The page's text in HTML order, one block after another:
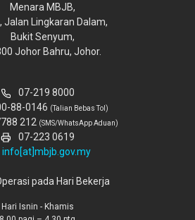
Menara MBJB,
Jalan Lingkaran Dalam,
Bukit Senyum,
Johor Bahru, Johor.
07-219 8000
88-0146 (Talian Bebas Tol)
212 (SMS/WhatsApp Aduan)
07-223 0619
info[at]mbjb.gov.my
pada Hari Bekerja
Hari Isnin - Khamis